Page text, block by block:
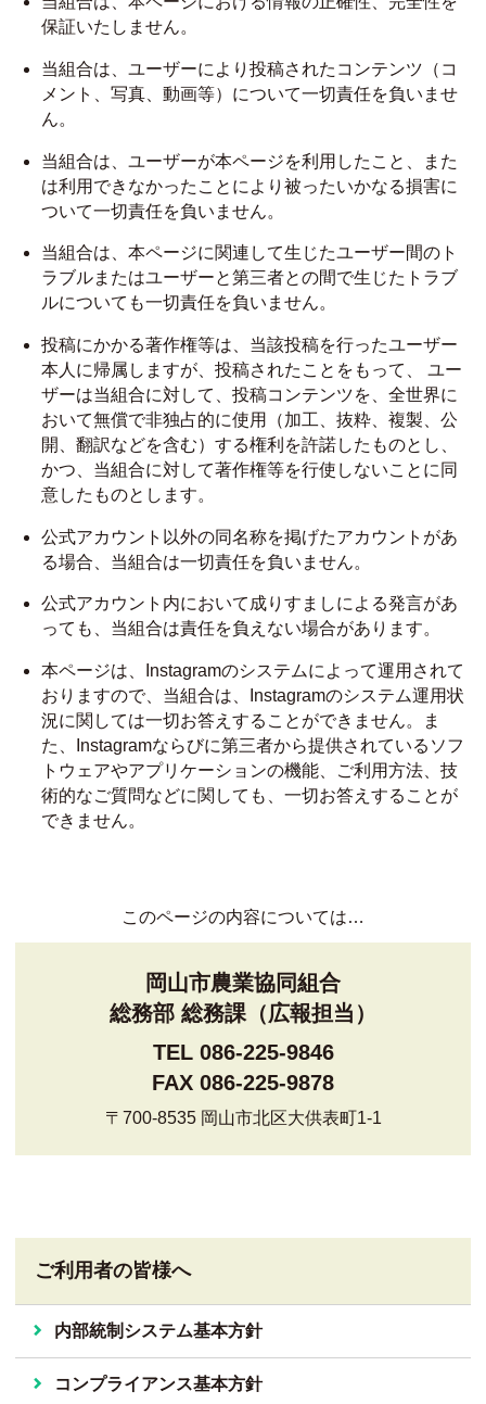
保証いたしません。
当組合は、ユーザーにより投稿されたコンテンツ（コ
メント、写真、動画等）について一切責任を負いませ
ん。
当組合は、ユーザーが本ページを利用したこと、また
は利用できなかったことにより被ったいかなる損害に
ついて一切責任を負いません。
当組合は、本ページに関連して生じたユーザー間のト
ラブルまたはユーザーと第三者との間で生じたトラブ
ルについても一切責任を負いません。
投稿にかかる著作権等は、当該投稿を行ったユーザー
本人に帰属しますが、投稿されたことをもって、 ユー
ザーは当組合に対して、投稿コンテンツを、全世界に
おいて無償で非独占的に使用（加工、抜粋、複製、公
開、翻訳などを含む）する権利を許諾したものとし、
かつ、当組合に対して著作権等を行使しないことに同
意したものとします。
公式アカウント以外の同名称を掲げたアカウントがあ
る場合、当組合は一切責任を負いません。
公式アカウント内において成りすましによる発言があ
っても、当組合は責任を負えない場合があります。
本ページは、Instagramのシステムによって運用されて
おりますので、当組合は、Instagramのシステム運用状
況に関しては一切お答えすることができません。ま
た、Instagramならびに第三者から提供されているソフ
トウェアやアプリケーションの機能、ご利用方法、技
術的なご質問などに関しても、一切お答えすることが
できません。
このページの内容については…
岡山市農業協同組合
総務部 総務課（広報担当）
TEL 086-225-9846
FAX 086-225-9878
〒700-8535 岡山市北区大供表町1-1
ご利用者の皆様へ
内部統制システム基本方針
コンプライアンス基本方針